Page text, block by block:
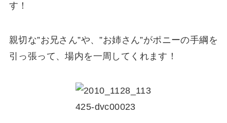
す！
親切な”お兄さん”や、”お姉さん”がポニーの手綱を
引っ張って、場内を一周してくれます！